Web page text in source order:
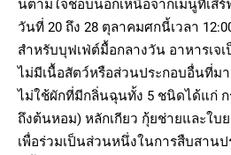
นตามใจชอบนอกเหนือจากเมนูที่เสิ
วันที่ 20 ถึง 28 ตุลาคมศกนี้เวลา
สำหรับบุฟเฟ่ต์มื้อกลางวัน อาหารเจ
ไม่มีเนื้อสัตว์หรือส่วนประกอบอื่นที่ม
ไม่ใช้ผักที่มีกลิ่นฉุนทั้ง 5 ชนิดได้แก่ ก
ถึงต้นหอม) หลักเกียว กุ้ยช่ายและใบ
เพื่อร่วมเป็นส่วนหนึ่งในการสืบสาน